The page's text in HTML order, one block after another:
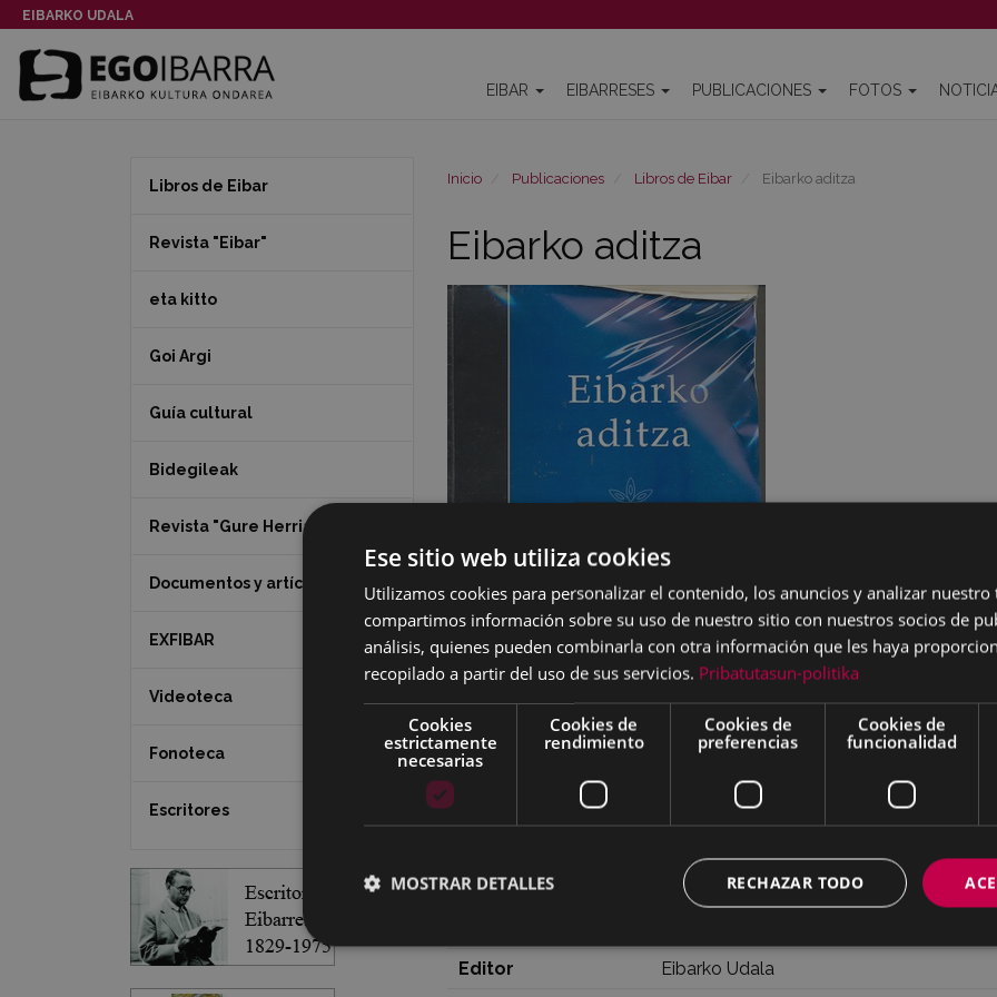
EIBARKO UDALA
EIBAR EIBARRESES PUBLICACIONES FOTOS
Inicio Publicaciones Libros de Eibar Eibarko aditza
Eibarko aditza
Autores
Aditz-batzordia. Eibarko Euskara
Número de páginas
233
Editor
Eibarko Udala
Libros de Eibar
Revista "Eibar"
eta kitto
Goi Argi
Guía cultural
Bidegileak
Revista "Gure Herria"
Documentos y artículos
EXFIBAR
Videoteca
Fonoteca
Escritores
Ese sitio web utiliza cookies
Utilizamos cookies para personalizar el contenido, los anuncios y analizar nuestro
compartimos información sobre su uso de nuestro sitio con nuestros socios de
análisis, quienes pueden combinarla con otra información que les haya
recopilado a partir del uso de sus servicios. Pribatutasun-politika
Cookies
estrictamente
necesarias
Cookies de
rendimiento
Cookies de
preferencias
Cookies de
funcionalidad
RECHAZAR TODO
MOSTRAR DETALLES